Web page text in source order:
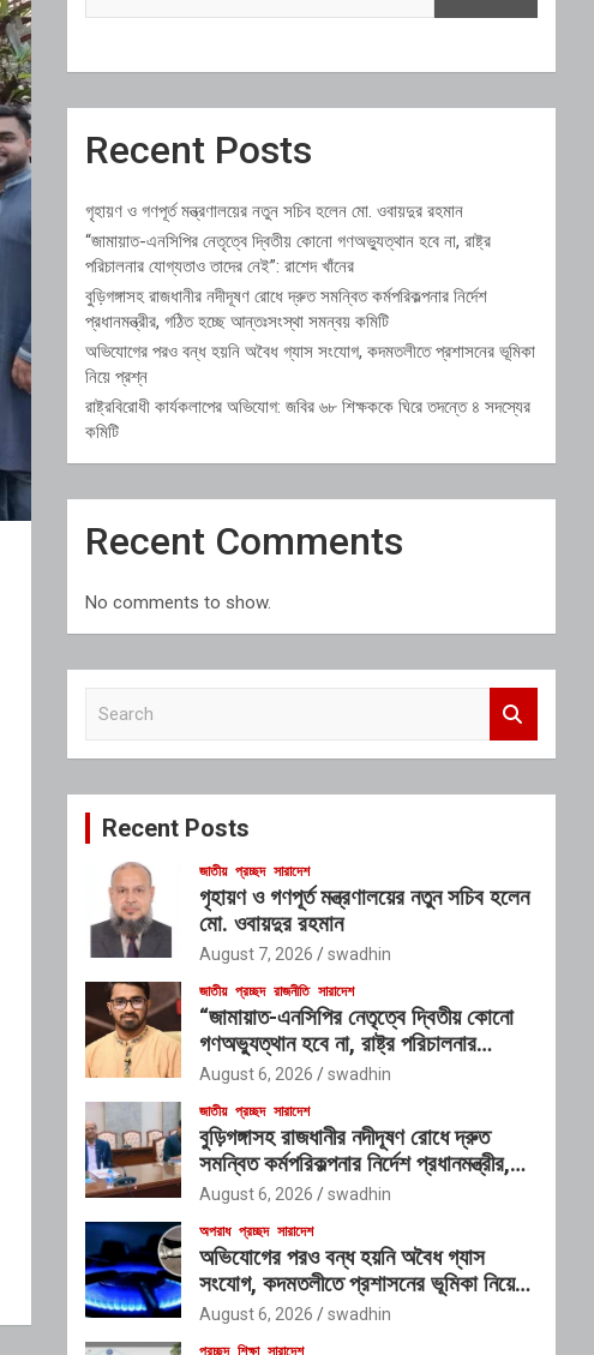
Recent Posts
গৃহায়ণ ও গণপূর্ত মন্ত্রণালয়ের নতুন সচিব হলেন মো. ওবায়দুর রহমান
“জামায়াত-এনসিপির নেতৃত্বে দ্বিতীয় কোনো গণঅভ্যুত্থান হবে না, রাষ্ট্র
পরিচালনার যোগ্যতাও তাদের নেই”: রাশেদ খাঁনের
বুড়িগঙ্গাসহ রাজধানীর নদীদূষণ রোধে দ্রুত সমন্বিত কর্মপরিকল্পনার নির্দেশ
প্রধানমন্ত্রীর, গঠিত হচ্ছে আন্তঃসংস্থা সমন্বয় কমিটি
অভিযোগের পরও বন্ধ হয়নি অবৈধ গ্যাস সংযোগ, কদমতলীতে প্রশাসনের ভূমিকা
নিয়ে প্রশ্ন
রাষ্ট্রবিরোধী কার্যকলাপের অভিযোগ: জবির ৬৮ শিক্ষককে ঘিরে তদন্তে ৪ সদস্যের
কমিটি
Recent Comments
No comments to show.
c
Recent Posts
জাতীয় প্রচ্ছদ সারাদেশ
গৃহায়ণ ও গণপূর্ত মন্ত্রণালয়ের নতুন সচিব হলেন
মো. ওবায়দুর রহমান
August 7, 2026 swadhin
জাতীয় প্রচ্ছদ রাজনীতি সারাদেশ
“জামায়াত-এনসিপির নেতৃত্বে দ্বিতীয় কোনো
গণঅভ্যুত্থান হবে না, রাষ্ট্র পরিচালনার
যোগ্যতাও তাদের নেই”: রাশেদ খাঁনের
August 6, 2026 swadhin
জাতীয় প্রচ্ছদ সারাদেশ
বুড়িগঙ্গাসহ রাজধানীর নদীদূষণ রোধে দ্রুত
সমন্বিত কর্মপরিকল্পনার নির্দেশ প্রধানমন্ত্রীর,
গঠিত হচ্ছে আন্তঃসংস্থা সমন্বয় কমিটি
August 6, 2026 swadhin
অপরাধ প্রচ্ছদ সারাদেশ
অভিযোগের পরও বন্ধ হয়নি অবৈধ গ্যাস
সংযোগ, কদমতলীতে প্রশাসনের ভূমিকা নিয়ে
প্রশ্ন
August 6, 2026 swadhin
প্রচ্ছদ শিক্ষা সারাদেশ